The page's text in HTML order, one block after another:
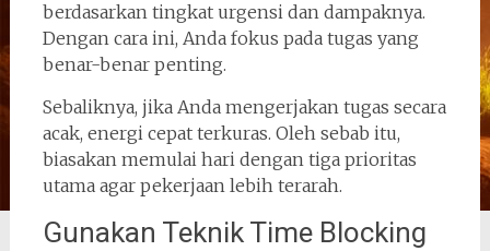
berdasarkan tingkat urgensi dan dampaknya.
Dengan cara ini, Anda fokus pada tugas yang
benar-benar penting.
Sebaliknya, jika Anda mengerjakan tugas secara
acak, energi cepat terkuras. Oleh sebab itu,
biasakan memulai hari dengan tiga prioritas
utama agar pekerjaan lebih terarah.
Gunakan Teknik Time Blocking